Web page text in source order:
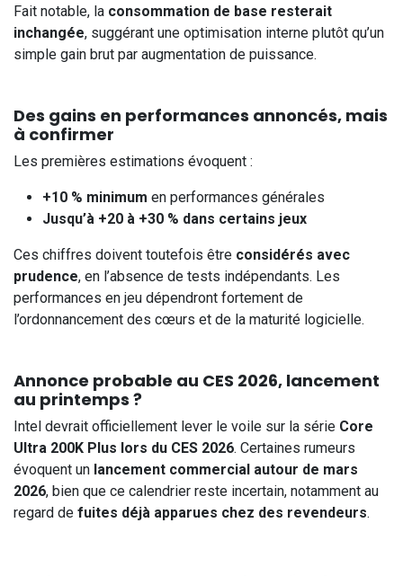
Fait notable, la consommation de base resterait
inchangée, suggérant une optimisation interne plutôt qu’un
simple gain brut par augmentation de puissance.
Des gains en performances annoncés, mais
à confirmer
Les premières estimations évoquent :
+10 % minimum en performances générales
Jusqu’à +20 à +30 % dans certains jeux
Ces chiffres doivent toutefois être considérés avec
prudence, en l’absence de tests indépendants. Les
performances en jeu dépendront fortement de
l’ordonnancement des cœurs et de la maturité logicielle.
Annonce probable au CES 2026, lancement
au printemps ?
Intel devrait officiellement lever le voile sur la série Core
Ultra 200K Plus lors du CES 2026. Certaines rumeurs
évoquent un lancement commercial autour de mars
2026, bien que ce calendrier reste incertain, notamment au
regard de fuites déjà apparues chez des revendeurs.